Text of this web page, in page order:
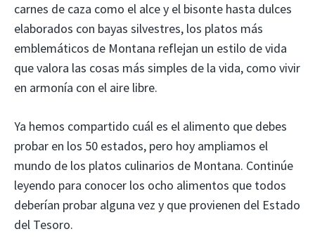
carnes de caza como el alce y el bisonte hasta dulces
elaborados con bayas silvestres, los platos más
emblemáticos de Montana reflejan un estilo de vida
que valora las cosas más simples de la vida, como vivir
en armonía con el aire libre.
Ya hemos compartido cuál es el alimento que debes
probar en los 50 estados, pero hoy ampliamos el
mundo de los platos culinarios de Montana. Continúe
leyendo para conocer los ocho alimentos que todos
deberían probar alguna vez y que provienen del Estado
del Tesoro.